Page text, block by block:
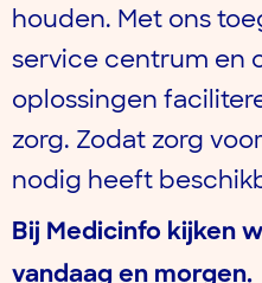
houden. Met ons
service centrum en
oplossingen
zorg. Zodat zorg
nodig heeft
Bij Medicinfo kijken
vandaag en morgen.